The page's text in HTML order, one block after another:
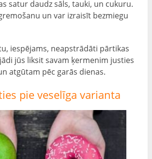
satur daudz sāls, tauki, un cukuru.
un var izraisīt bezmiegu
iespējams, neapstrādāti pārtikas
jūs liksit savam ķermenim justies
atgūtam pēc garās dienas.
pie veselīga varianta